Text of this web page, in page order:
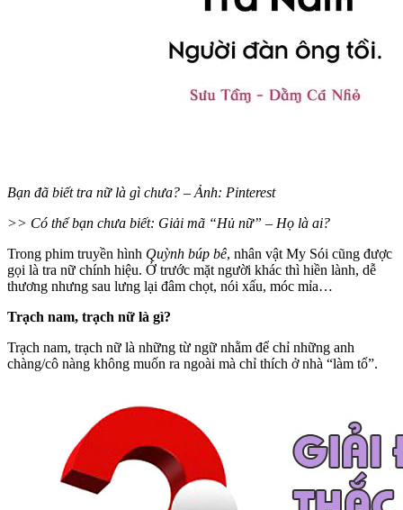
Bạn đã biết tra nữ là gì chưa? – Ảnh: Pinterest
>> Có thể bạn chưa biết: Giải mã “Hủ nữ” – Họ là ai?
Trong phim truyền hình Quỳnh búp bê, nhân vật My Sói cũng được
gọi là tra nữ chính hiệu. Ở trước mặt người khác thì hiền lành, dễ
thương nhưng sau lưng lại đâm chọt, nói xấu, móc mỉa…
Trạch nam, trạch nữ là gì?
Trạch nam, trạch nữ là những từ ngữ nhằm để chỉ những anh
chàng/cô nàng không muốn ra ngoài mà chỉ thích ở nhà “làm tổ”.